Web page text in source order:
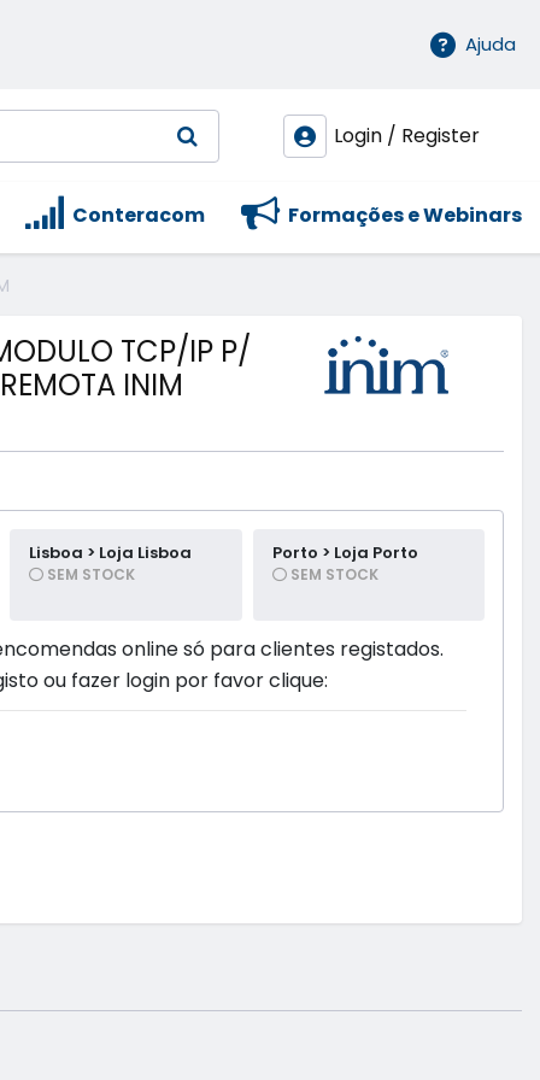
Ajuda
Login / Register
Formações e Webinars
Conteracom
TCP/IP P/
INIM
Lisboa > Loja Lisboa
SEM STOCK
Porto > Loja Porto
SEM STOCK
online só para clientes registados.
ou fazer login por favor clique: